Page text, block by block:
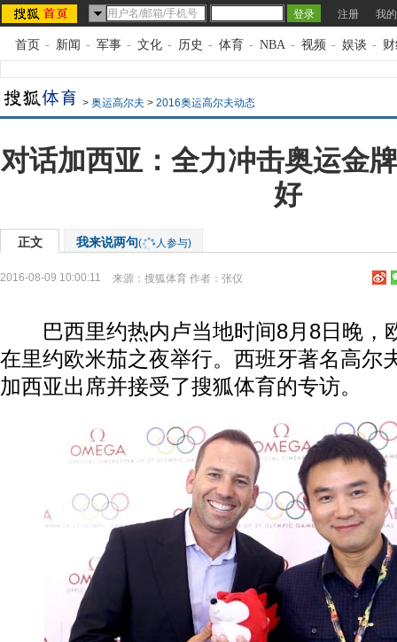
注册 我
首页 - 新闻 - 军事 - 文化 - 历史 - 体育 - NBA - 视频 - 娱谈 -
> 奥运高尔夫 > 2016奥运高尔夫动态
对话加西亚：全力冲击奥运金
好
正文 我来说两句( 人参与)
2016-08-09 10:00:11 来源： 搜狐体育 作者：张仪
巴西里约热内卢当地时间8月8日晚，
在里约欧米茄之夜举行。西班牙著名高尔
加西亚出席并接受了搜狐体育的专访。